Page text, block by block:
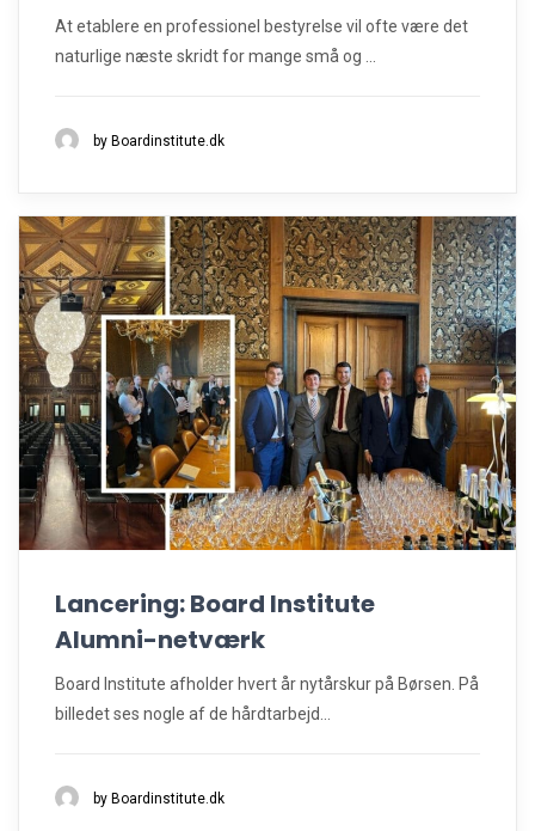
At etablere en professionel bestyrelse vil ofte være det
naturlige næste skridt for mange små og ...
by Boardinstitute.dk
Lancering: Board Institute
Alumni-netværk
Board Institute afholder hvert år nytårskur på Børsen. På
billedet ses nogle af de hårdtarbejd...
by Boardinstitute.dk